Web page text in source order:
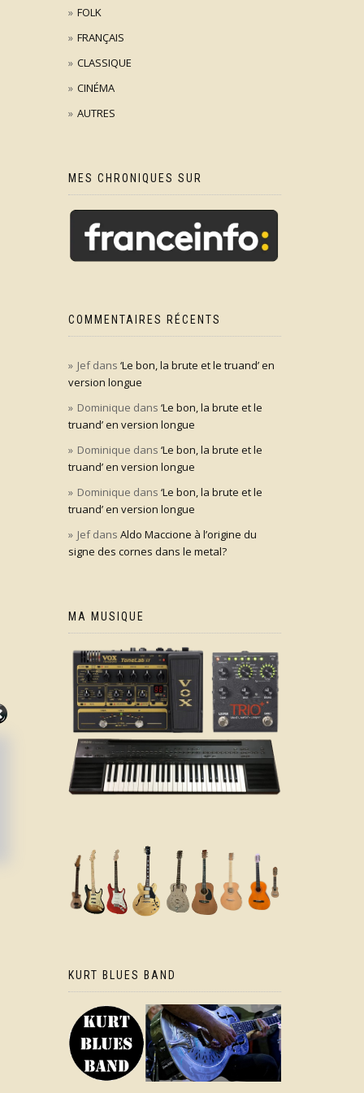
FOLK
FRANÇAIS
CLASSIQUE
CINÉMA
AUTRES
MES CHRONIQUES SUR
COMMENTAIRES RÉCENTS
Jefdans ‘Le bon, la brute et le truand’ en
version longue
Dominique dans ‘Le bon, la brute et le
truand’ en version longue
Dominique dans ‘Le bon, la brute et le
truand’ en version longue
Dominique dans ‘Le bon, la brute et le
truand’ en version longue
Jefdans Aldo Maccione à l’origine du
signe des cornes dans le metal?
MA MUSIQUE
KURT BLUES BAND